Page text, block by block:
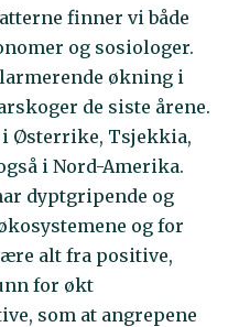
finner vi både
og sosiologer.
økning i
de siste årene.
i Østerrike, Tsjekkia,
i Nord-Amerika.
dyptgripende og
og for
alt fra positive,
for økt
som at angrepene